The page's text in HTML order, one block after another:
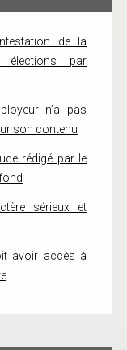
de la
élections par
n’a pas
son contenu
rédigé par le
sérieux et
avoir accès à